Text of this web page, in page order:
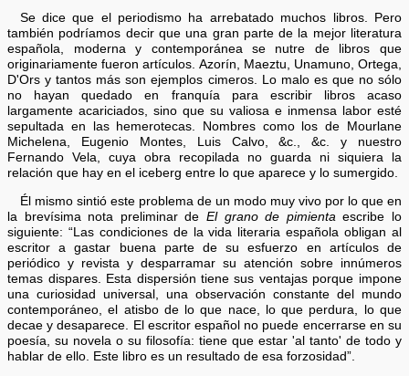
Se dice que el periodismo ha arrebatado muchos libros. Pero
también podríamos decir que una gran parte de la mejor literatura
española, moderna y contemporánea se nutre de libros que
originariamente fueron artículos. Azorín, Maeztu, Unamuno, Ortega,
D'Ors y tantos más son ejemplos cimeros. Lo malo es que no sólo
no hayan quedado en franquía para escribir libros acaso
largamente acariciados, sino que su valiosa e inmensa labor esté
sepultada en las hemerotecas. Nombres como los de Mourlane
Michelena, Eugenio Montes, Luis Calvo, &c., &c. y nuestro
Fernando Vela, cuya obra recopilada no guarda ni siquiera la
relación que hay en el iceberg entre lo que aparece y lo sumergido.
Él mismo sintió este problema de un modo muy vivo por lo que en
la brevísima nota preliminar de El grano de pimienta escribe lo
siguiente: “Las condiciones de la vida literaria española obligan al
escritor a gastar buena parte de su esfuerzo en artículos de
periódico y revista y desparramar su atención sobre innúmeros
temas dispares. Esta dispersión tiene sus ventajas porque impone
una curiosidad universal, una observación constante del mundo
contemporáneo, el atisbo de lo que nace, lo que perdura, lo que
decae y desaparece. El escritor español no puede encerrarse en su
poesía, su novela o su filosofía: tiene que estar 'al tanto' de todo y
hablar de ello. Este libro es un resultado de esa forzosidad”.